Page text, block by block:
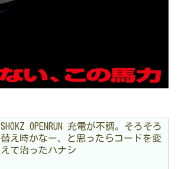
SHOKZ OPENRUN 充電が不調。そろそろ
替え時かなー、と思ったらコードを変
えて治ったハナシ